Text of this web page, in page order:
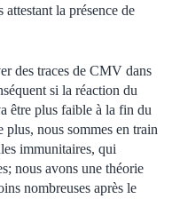
la présence de
des traces de CMV dans
si la réaction du
être plus faible à la fin du
plus, nous sommes en train
immunitaires, qui
nous avons une théorie
nombreuses après le